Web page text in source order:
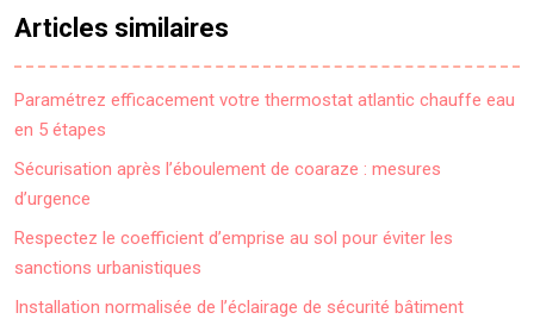
Articles similaires
Paramétrez efficacement votre thermostat atlantic chauffe eau
en 5 étapes
Sécurisation après l’éboulement de coaraze : mesures
d’urgence
Respectez le coefficient d’emprise au sol pour éviter les
sanctions urbanistiques
Installation normalisée de l’éclairage de sécurité bâtiment